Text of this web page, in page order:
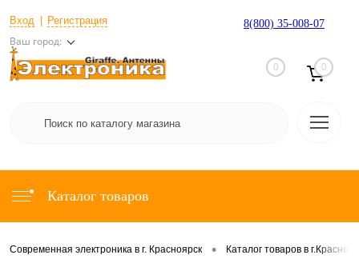
Вход Регистрация
Ваш город:
8(800) 35-008-07
0 0
Каталог товаров
Современная электроника в г. Красноярск • Каталог товаров в